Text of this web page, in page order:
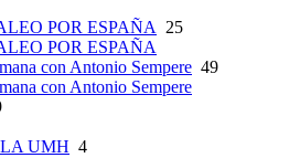
POR ESPAÑA
25
POR ESPAÑA
con Antonio Sempere 49
con Antonio Sempere
UMH 4